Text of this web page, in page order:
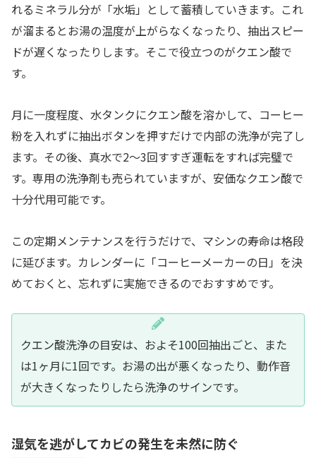
れるミネラル分が「水垢」として蓄積していきます。これ
が溜まるとお湯の温度が上がらなくなったり、抽出スピー
ドが遅くなったりします。そこで役立つのがクエン酸で
す。
月に一度程度、水タンクにクエン酸を溶かして、コーヒー
粉を入れずに抽出ボタンを押すだけで内部の洗浄が完了し
ます。その後、真水で2〜3回すすぎ運転をすれば完璧で
す。専用の洗浄剤も売られていますが、安価なクエン酸で
十分代用可能です。
この定期メンテナンスを行うだけで、マシンの寿命は格段
に延びます。カレンダーに「コーヒーメーカーの日」を決
めておくと、忘れずに実施できるのでおすすめです。
クエン酸洗浄の目安は、およそ100回抽出ごと、また
は1ヶ月に1回です。お湯の出が悪くなったり、動作音
が大きくなったりしたら洗浄のサインです。
湿気を逃がしてカビの発生を未然に防ぐ